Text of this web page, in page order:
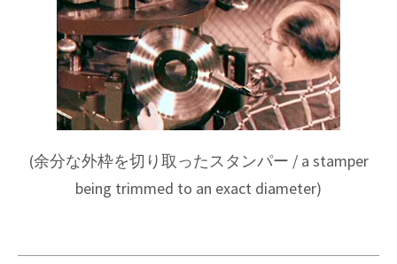
(余分な外枠を切り取ったスタンパー / a stamper
being trimmed to an exact diameter)